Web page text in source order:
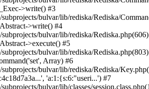
>write() #3
bulvar/lib/rediska/Rediska/
>write() #4
bulvar/lib/rediska/
>execute() #5
bulvar/lib/rediska/
Array) #6
bulvar/lib/rediska/Rediska/
'a:1:{s:6:"useri...') #7
bulvar/lib/classes/